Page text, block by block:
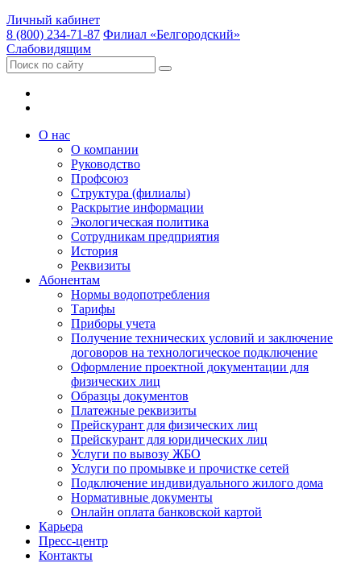
Личный кабинет
8 (800) 234-71-87 Филиал «Белгородский»
Слабовидящим
О нас
О компании
Руководство
Профсоюз
Структура (филиалы)
Раскрытие информации
Экологическая политика
Сотрудникам предприятия
История
Реквизиты
Абонентам
Нормы водопотребления
Тарифы
Приборы учета
Получение технических условий и заключение
договоров на технологическое подключение
Оформление проектной документации для
физических лиц
Образцы документов
Платежные реквизиты
Прейскурант для физических лиц
Прейскурант для юридических лиц
Услуги по вывозу ЖБО
Услуги по промывке и прочистке сетей
Подключение индивидуального жилого дома
Нормативные документы
Онлайн оплата банковской картой
Карьера
Пресс-центр
Контакты